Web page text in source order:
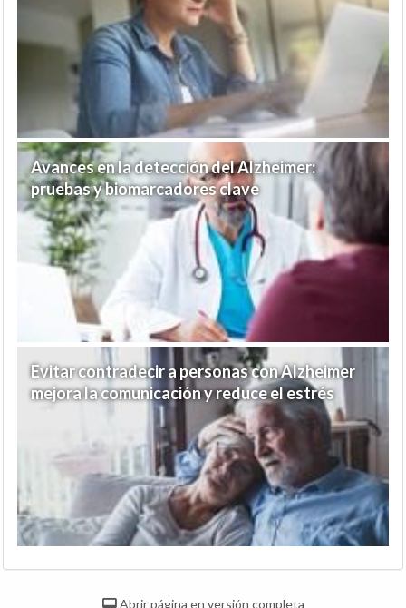
Avances en la detección del Alzheimer:
pruebas y biomarcadores clave
Evitar contradecir a personas con Alzheimer
mejora la comunicación y reduce el estrés
Abrir página en versión completa